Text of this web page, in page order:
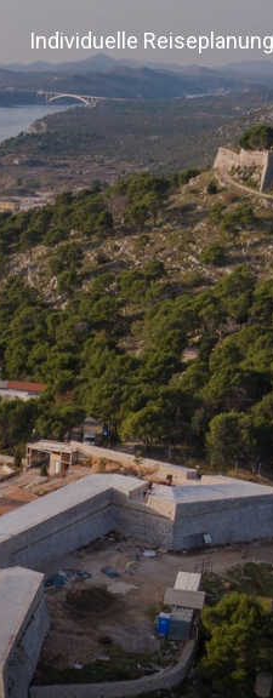
Individuelle Reiseplanung